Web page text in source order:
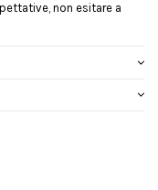
non esitare a